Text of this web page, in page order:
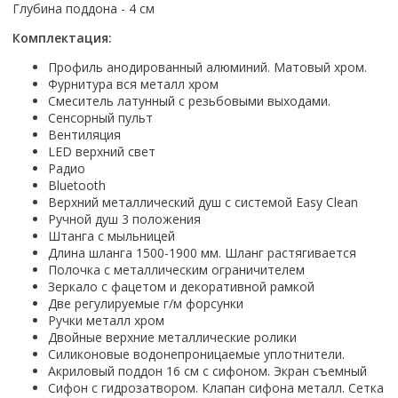
Комплектующие для ванн
Каркас
Ножки
Экраны под ванну
Гидромассажные системы
Wirpool
Китай
Недорогие
Дорогие
Уцененные
Недорогие по акции
Смотреть все
Топ брендов
Domani-spa
River
Welt-wasser
Esbano
Смотреть все
Форма
Угловая
Прямоугольные
Квадратная
Полукруглая
Прямоугольные
Закругленная
Комплектующие для унитазов
Гофры
Канализационный выпуск
Патрубки
Сиденья
Смотреть все
С отверстием под смеситель
С пьедесталом
С полупьедесталом
Исполнение
Для дачи
Для ванной
Умывальник-столешница
Уличный
Смотреть все
Пьедесталы
Пьедесталы
Полупьедесталы
Италия
Россия
Смотреть все
Размер
40 см
50 см
60 см
65 см
Смотреть все
Страна производитель
Германия
Сербия
Чехия
Смотреть все
Страна производитель
Германия
Испания
Италия
Польша
Смотреть все
Чистящие средства
Grass
Karcher
O2 минерал
Vega
Великобритания
Германия
Италия
Китай
Смотреть все
Пылесосы
Стеклоочистители
Мойки высокого давления
Пароочистители
Подметальные машины
Гладильные доски
Насосы
Аккумуляторные воздуходувки
Этажерки, стеллажи, полки
Глубина поддона - 4 см
Комплектация:
Профиль анодированный алюминий. Матовый хром.
Фурнитура вся металл хром
Смеситель латунный с резьбовыми выходами.
Сенсорный пульт
Вентиляция
LED верхний свет
Радио
Bluetooth
Верхний металлический душ с системой Easy Clean
Ручной душ 3 положения
Штанга с мыльницей
Длина шланга 1500-1900 мм. Шланг растягивается
Полочка с металлическим ограничителем
Зеркало с фацетом и декоративной рамкой
Две регулируемые г/м форсунки
Ручки металл хром
Двойные верхние металлические ролики
Силиконовые водонепроницаемые уплотнители.
Акриловый поддон 16 см с сифоном. Экран съемный
Сифон с гидрозатвором. Клапан сифона металл. Сетка